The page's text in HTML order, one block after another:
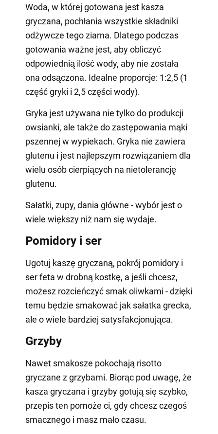
Woda, w której gotowana jest kasza
gryczana, pochłania wszystkie składniki
odżywcze tego ziarna. Dlatego podczas
gotowania ważne jest, aby obliczyć
odpowiednią ilość wody, aby nie została
ona odsączona. Idealne proporcje: 1:2,5 (1
część gryki i 2,5 części wody).
Gryka jest używana nie tylko do produkcji
owsianki, ale także do zastępowania mąki
pszennej w wypiekach. Gryka nie zawiera
glutenu i jest najlepszym rozwiązaniem dla
wielu osób cierpiących na nietolerancję
glutenu.
Sałatki, zupy, dania główne - wybór jest o
wiele większy niż nam się wydaje.
Pomidory i ser
Ugotuj kaszę gryczaną, pokrój pomidory i
ser feta w drobną kostkę, a jeśli chcesz,
możesz rozcieńczyć smak oliwkami - dzięki
temu będzie smakować jak sałatka grecka,
ale o wiele bardziej satysfakcjonująca.
Grzyby
Nawet smakosze pokochają risotto
gryczane z grzybami. Biorąc pod uwagę, że
kasza gryczana i grzyby gotują się szybko,
przepis ten pomoże ci, gdy chcesz czegoś
smacznego i masz mało czasu.